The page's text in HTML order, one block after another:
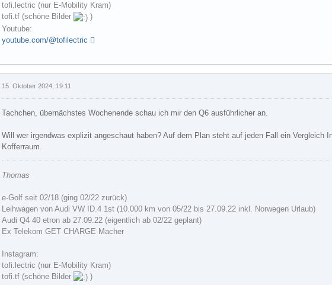
tofi.lectric (nur E-Mobility Kram)
tofi.tf (schöne Bilder
)
Youtube:
youtube.com/@tofilectric
15. Oktober 2024, 19:11
Tachchen, übernächstes Wochenende schau ich mir den Q6 ausführlicher an.
Will wer irgendwas explizit angeschaut haben? Auf dem Plan steht auf jeden Fall ein Vergleich
Kofferraum.
Thomas
e-Golf seit 02/18 (ging 02/22 zurück)
Leihwagen von Audi VW ID.4 1st (10.000 km von 05/22 bis 27.09.22 inkl. Norwegen Urlaub)
Audi Q4 40 etron ab 27.09.22 (eigentlich ab 02/22 geplant)
Ex Telekom GET CHARGE Macher
Instagram:
tofi.lectric (nur E-Mobility Kram)
tofi.tf (schöne Bilder
)